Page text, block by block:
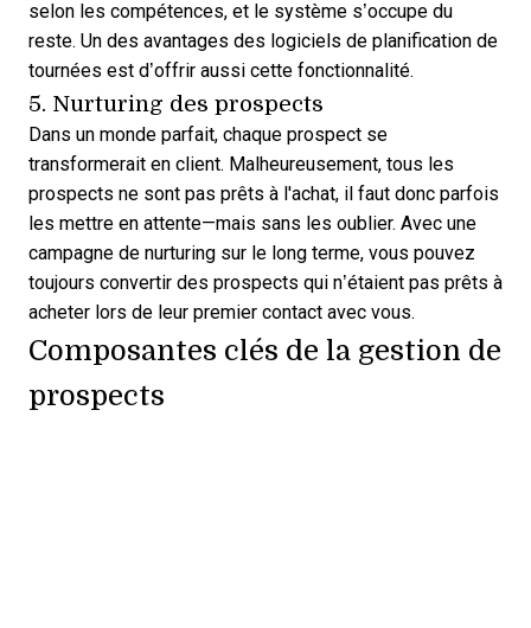
selon les compétences, et le système s’occupe du
reste. Un des avantages des logiciels de planification de
tournées est d’offrir aussi cette fonctionnalité.
5. Nurturing des prospects
Dans un monde parfait, chaque prospect se
transformerait en client. Malheureusement, tous les
prospects ne sont pas prêts à l'achat, il faut donc parfois
les mettre en attente—mais sans les oublier. Avec une
campagne de nurturing sur le long terme, vous pouvez
toujours convertir des prospects qui n’étaient pas prêts à
acheter lors de leur premier contact avec vous.
Composantes clés de la gestion de
prospects